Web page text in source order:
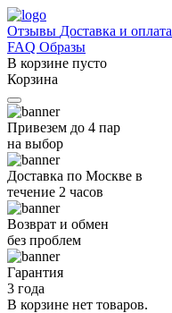
Отзывы Доставка и оплата
FAQ Образы
В корзине пусто
Корзина
Привезем до 4 пар
на выбор
Доставка по Москве в
течение 2 часов
Возврат и обмен
без проблем
Гарантия
3 года
В корзине нет товаров.